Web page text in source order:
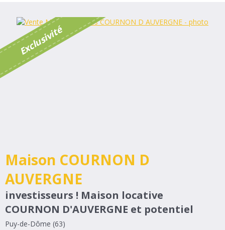
E
x
c
l
u
s
i
v
i
t
é
Maison COURNON D
AUVERGNE
investisseurs ! Maison locative
COURNON D'AUVERGNE et potentiel
Puy-de-Dôme (63)